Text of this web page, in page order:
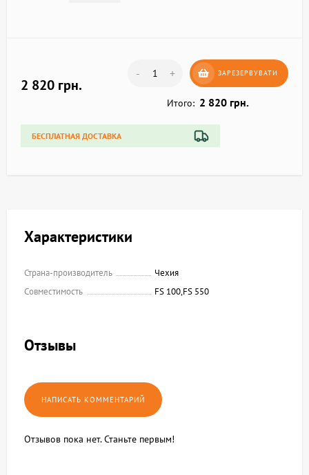
2 820 грн.
- + ЗАРЕЗЕРВУВАТИ
Итого: 2 820 грн.
БЕСПЛАТНАЯ ДОСТАВКА
Характеристики
Страна-производитель
Чехия
Совместимость
FS 100,FS 550
Отзывы
Отзывов пока нет. Станьте первым!